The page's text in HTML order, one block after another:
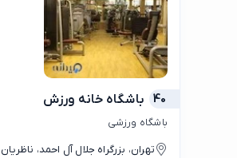
40 باشگاه خانه ورزش
باشگاه ورزشی
تهران، بزرگراه جلال آل احمد،